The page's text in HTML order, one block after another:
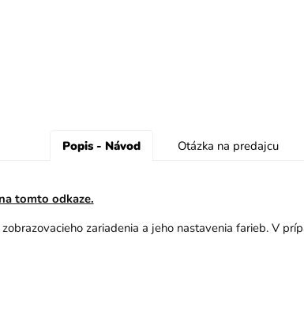
Popis - Návod Otázka na predajcu
tomto odkaze.
zariadenia a jeho nastavenia farieb. V